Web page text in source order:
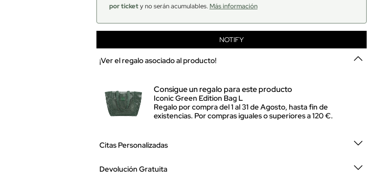
por tickety no serán acumulables. Más información
NOTIFY
¡Ver el regalo asociado al producto!
Consigue un regalo para este producto
Iconic Green Edition Bag L
Regalo por compra del 1 al 31 de Agosto, hasta fin de
existencias. Por compras iguales o superiores a 120 €.
Citas Personalizadas
Devolución Gratuita